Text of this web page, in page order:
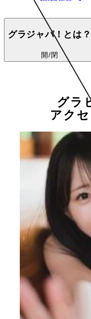
グラジャパ！とは？
開/閉
グラ
アク